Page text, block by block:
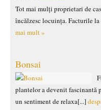
Tot mai mulți proprietari de
încălzesc locuința. Facturile
mai mult »
Bonsai
plantelor a devenit fascinantă
un sentiment de relaxa[...]